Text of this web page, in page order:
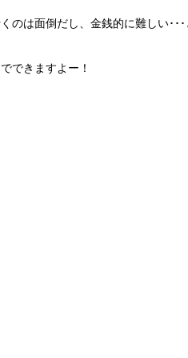
のは面倒だし、金銭的に難しい･
できますよー！